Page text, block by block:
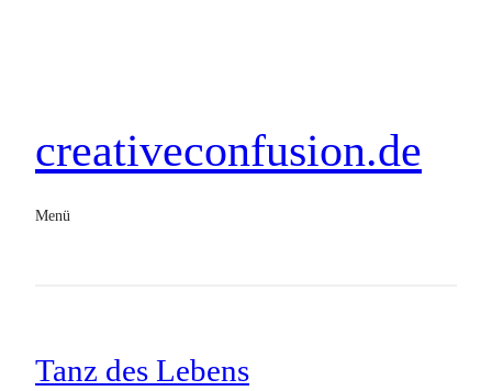
creativeconfusion.de
Menü
Tanz des Lebens